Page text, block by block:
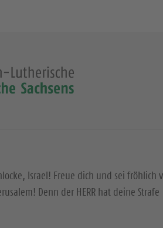
Israel! Freue dich und sei fröhlich
Denn der HERR hat deine Strafe